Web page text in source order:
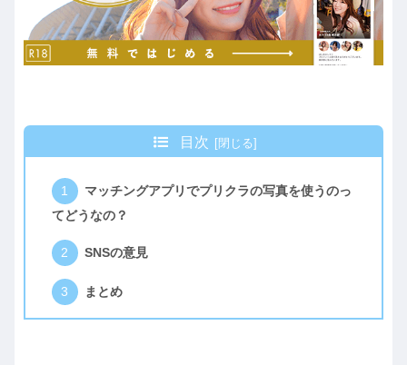
目次
マッチングアプリでプリクラの写真を使うのっ
てどうなの？
SNSの意見
まとめ